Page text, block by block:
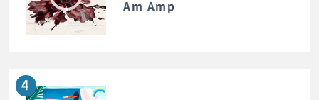
Am Amp
4